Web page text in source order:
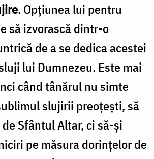
. Opțiunea lui pentru
să izvorască dintr-o
de a se dedica acestei
lui Dumnezeu. Este mai
când tânărul nu simte
slujirii preoțești, să
Sfântul Altar, ci să-și
pe măsura dorințelor de